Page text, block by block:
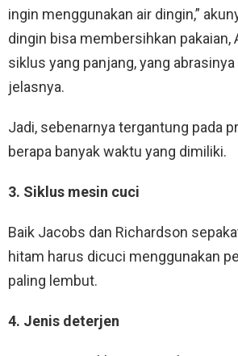
ingin menggunakan air dingin,”
dingin bisa membersihkan pakaian,
siklus yang panjang, yang abrasinya
jelasnya.
Jadi, sebenarnya tergantung pada
berapa banyak waktu yang dimiliki.
3. Siklus mesin cuci
Baik Jacobs dan Richardson
hitam harus dicuci menggunakan
paling lembut.
4. Jenis deterjen